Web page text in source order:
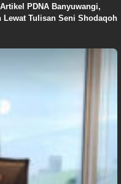
PDNA Banyuwangi,
Lewat Tulisan Seni Shodaqoh